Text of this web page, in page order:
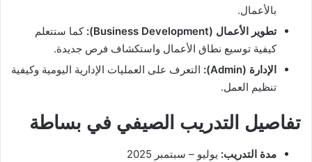
بالأعمال.
تطوير الأعمال (Business Development):
كما ستتعلم
كيفية توسيع نطاق الأعمال واستكشاف فرص جديدة.
الإدارة (Admin):
التعرف على العمليات الإدارية اليومية وكيفية
تنظيم العمل.
تفاصيل التدريب الصيفي في بساطة
مدة التدريب: يوليو – سبتمبر 2025